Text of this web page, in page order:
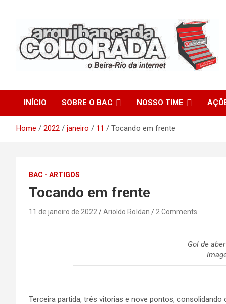
Arquibancada Colorada
INÍCIO SOBRE O BAC NOSSO TIME
Home 2022 janeiro 11 Tocando em frente
BAC - ARTIGOS
Tocando em frente
11 de janeiro de 2022 Arioldo Roldan 2 Comments
Gol de
Terceira partida, três vitorias e nove pontos,